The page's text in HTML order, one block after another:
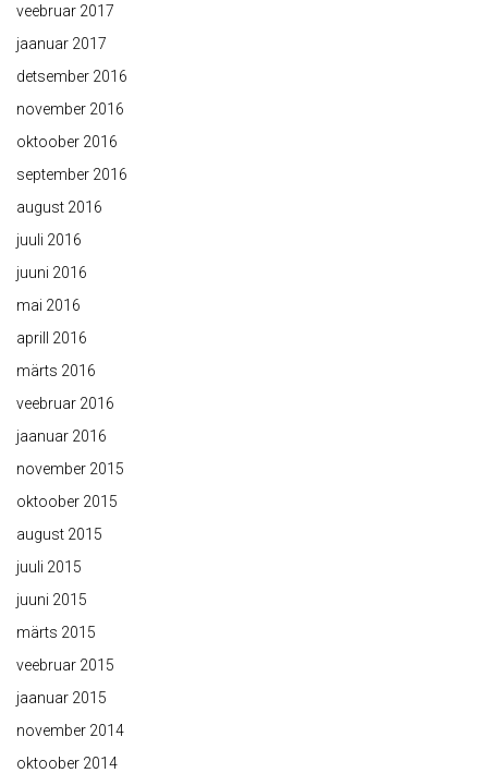
veebruar 2017
jaanuar 2017
detsember 2016
november 2016
oktoober 2016
september 2016
august 2016
juuli 2016
juuni 2016
mai 2016
aprill 2016
märts 2016
veebruar 2016
jaanuar 2016
november 2015
oktoober 2015
august 2015
juuli 2015
juuni 2015
märts 2015
veebruar 2015
jaanuar 2015
november 2014
oktoober 2014